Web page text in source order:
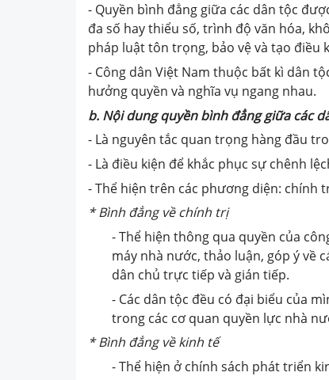
- Quyền bình đẳng giữa các dân tộc
đa số hay thiểu số, trình độ văn hóa,
pháp luật tôn trọng, bảo vệ và tạo điều
- Công dân Việt Nam thuộc bất kì dân
hưởng quyền và nghĩa vụ ngang nhau.
b. Nội dung quyền bình đẳng giữa các
- Là nguyên tắc quan trọng hàng đầu
- Là điều kiện để khắc phục sự chênh
- Thể hiện trên các phương diện: chính
*Bình đẳng về chính trị
- Thể hiện thông qua quyền của
máy nhà nước, thảo luận, góp ý về
dân chủ trực tiếp và gián tiếp.
- Các dân tộc đều có đại biểu của
trong các cơ quan quyền lực nhà
*Bình đẳng về kinh tế
- Thể hiện ở chính sách phát triển